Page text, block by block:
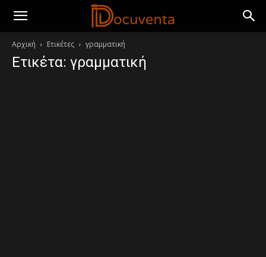
Αρχική Ετικέτες γραμματική
Ετικέτα: γραμματική